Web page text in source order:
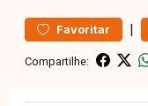
Favoritar |
Compartilhe: